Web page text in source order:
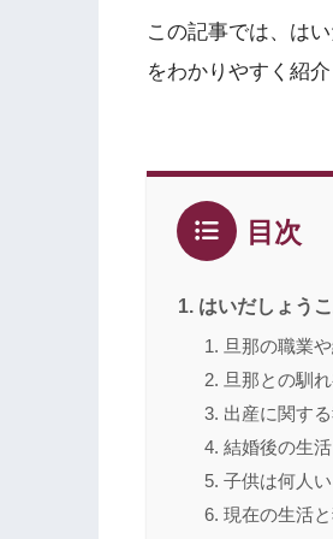
この記事では、は
をわかりやすく紹介
目次
はいだしょう
旦那の職業
旦那との馴
出産に関す
結婚後の生
子供は何人
現在の生活